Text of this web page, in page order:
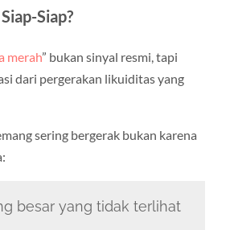
Siap?
merah” bukan sinyal resmi, tapi
dari pergerakan likuiditas yang
sering bergerak bukan karena
besar yang tidak terlihat